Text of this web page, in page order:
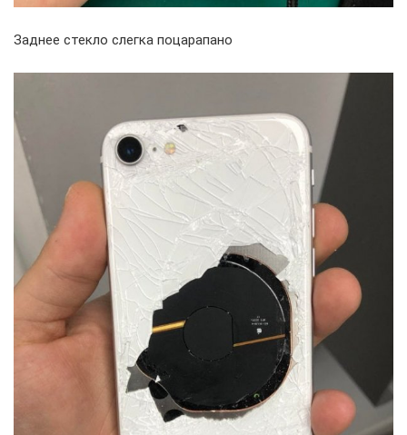
Заднее стекло слегка поцарапано